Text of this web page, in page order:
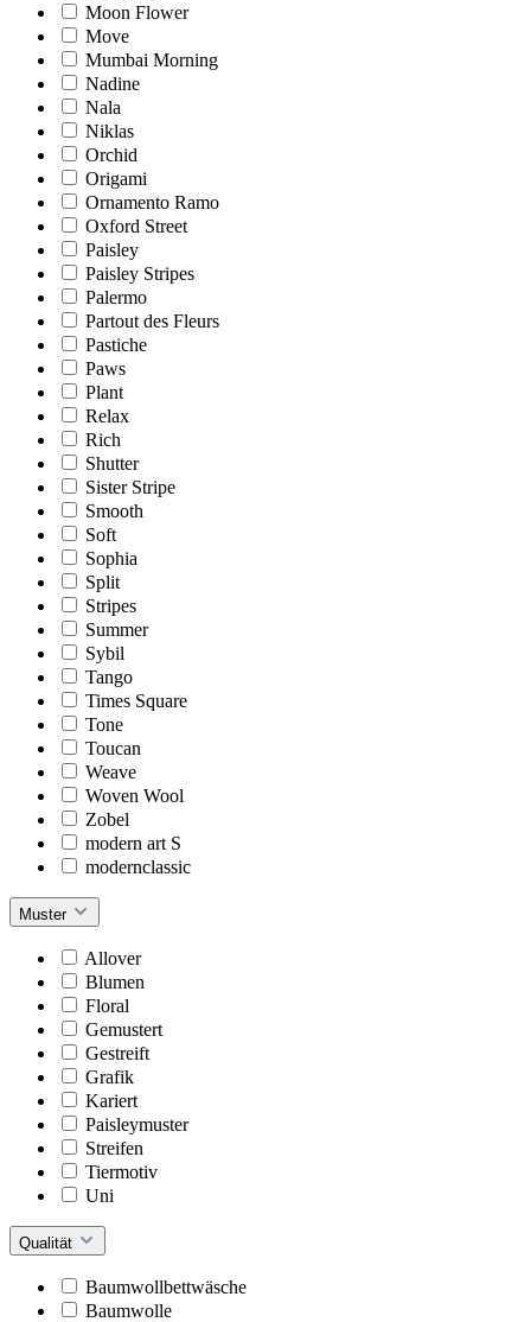
Moon Flower
Move
Mumbai Morning
Nadine
Nala
Niklas
Orchid
Origami
Ornamento Ramo
Oxford Street
Paisley
Paisley Stripes
Palermo
Partout des Fleurs
Pastiche
Paws
Plant
Relax
Rich
Shutter
Sister Stripe
Smooth
Soft
Sophia
Split
Stripes
Summer
Sybil
Tango
Times Square
Tone
Toucan
Weave
Woven Wool
Zobel
modern art S
modernclassic
Muster
Allover
Blumen
Floral
Gemustert
Gestreift
Grafik
Kariert
Paisleymuster
Streifen
Tiermotiv
Uni
Qualität
Baumwollbettwäsche
Baumwolle